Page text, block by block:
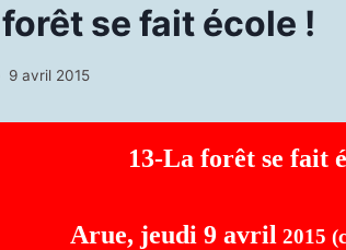
se fait école !
9 avril 2015
13-La forêt se fait
Arue, jeudi 9 avril 2015